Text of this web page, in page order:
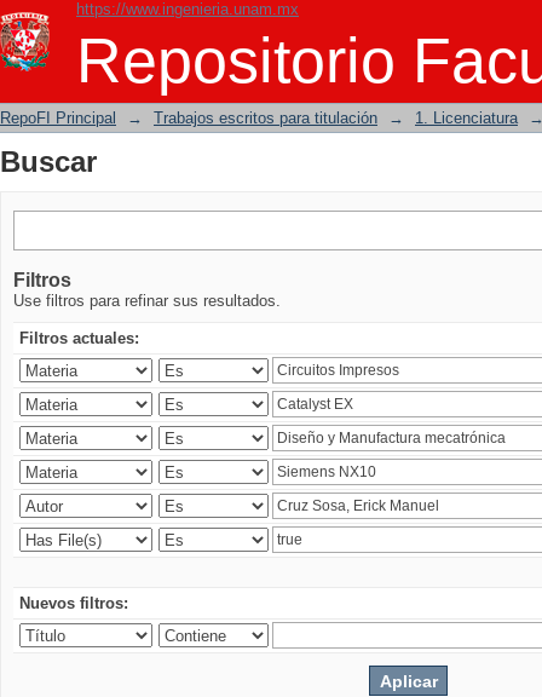
https://www.ingenieria.unam.mx
Repositorio
Buscar
RepoFI Principal → Trabajos escritos para titulación → 1. Licenciatura
Buscar
Filtros
Use filtros para refinar sus resultados.
Filtros actuales:
Nuevos filtros: